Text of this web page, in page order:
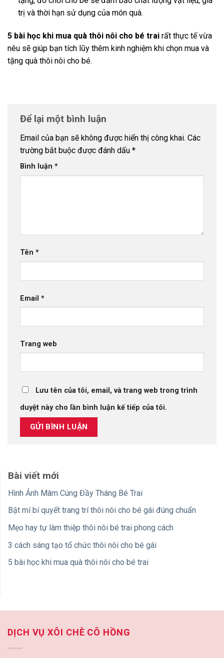
trị và thời hạn sử dụng của món quà.
5 bài học khi mua quà thôi nôi cho bé trai rất thực tế vừa
nêu sẽ giúp bạn tích lũy thêm kinh nghiệm khi chọn mua và
tặng quà thôi nôi cho bé.
Để lại một bình luận
Email của bạn sẽ không được hiển thị công khai. Các
trường bắt buộc được đánh dấu *
Bình luận *
Tên *
Email *
Trang web
Lưu tên của tôi, email, và trang web trong trình
duyệt này cho lần bình luận kế tiếp của tôi.
Bài viết mới
Hình Ảnh Mâm Cúng Đầy Tháng Bé Trai
Bật mí bí quyết trang trí thôi nôi cho bé gái đúng chuẩn
Mẹo hay tự làm thiệp thôi nôi bé trai phong cách
3 cách sáng tạo tổ chức thôi nôi cho bé gái
5 bài học khi mua quà thôi nôi cho bé trai
DỊCH VỤ XÔI CHÈ CÔ HỒNG